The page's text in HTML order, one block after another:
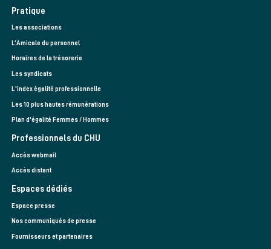
Pratique
Les associations
L’Amicale du personnel
Horaires de la trésorerie
Les syndicats
L'index égalité professionnelle
Les 10 plus hautes rémunérations
Plan d'égalité Femmes / Hommes
Professionnels du CHU
Accès webmail
Accès distant
Espaces dédiés
Espace presse
Nos communiqués de presse
Fournisseurs et partenaires